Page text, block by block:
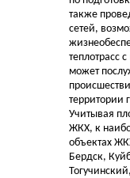
также
сетей,
теплотрасс
может
территории
Учитывая
ЖКХ, к
объектах
Бердск,